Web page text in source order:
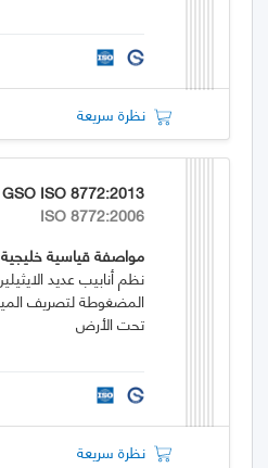
نظرة سريعة
GSO ISO 8772:2013
ISO 8772:2006
مواصفة قياسية خليجية
نظم أنابيب عديد
المضغوطة لتصريف
تحت الأرض
نظرة سريعة